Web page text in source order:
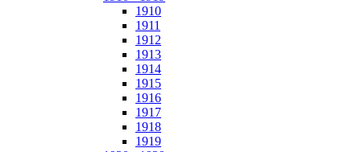
1910
1911
1912
1913
1914
1915
1916
1917
1918
1919